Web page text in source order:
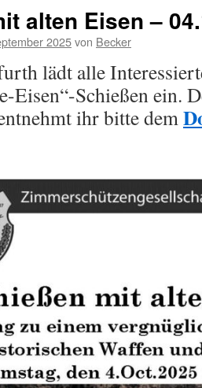
alten Eisen –
2025von Becker
lädt alle
Eisen“-Schießen ein.
ihr bitte dem